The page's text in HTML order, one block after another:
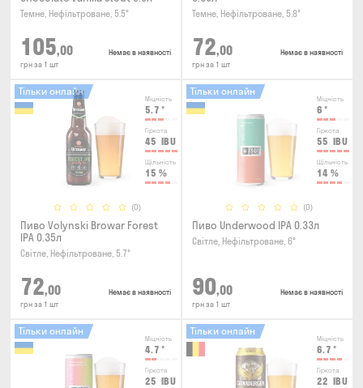
Темне, Нефільтроване, 5.5°
105,00
грн за 1 шт
Немає в наявності
Темне, Нефільтроване, 5.8°
72,00
грн за 1 шт
Немає в наявності
Міцність
5.7 °
Гіркота
45 IBU
Щільність
15 %
(0)
Тільки онлайн
Пиво Volynski Browar Forest
IPA 0.35л
Світле, Нефільтроване, 5.7°
72,00
грн за 1 шт
Немає в наявності
Міцність
6 °
Гіркота
55 IBU
Щільність
14 %
(0)
Тільки онлайн
Пиво Underwood IPA 0.33л
Світле, Нефільтроване, 6°
90,00
грн за 1 шт
Немає в наявності
Міцність
4.7 °
Гіркота
25 IBU
Тільки онлайн
Міцність
6.7 °
Гіркота
22 IBU
Тільки онлайн